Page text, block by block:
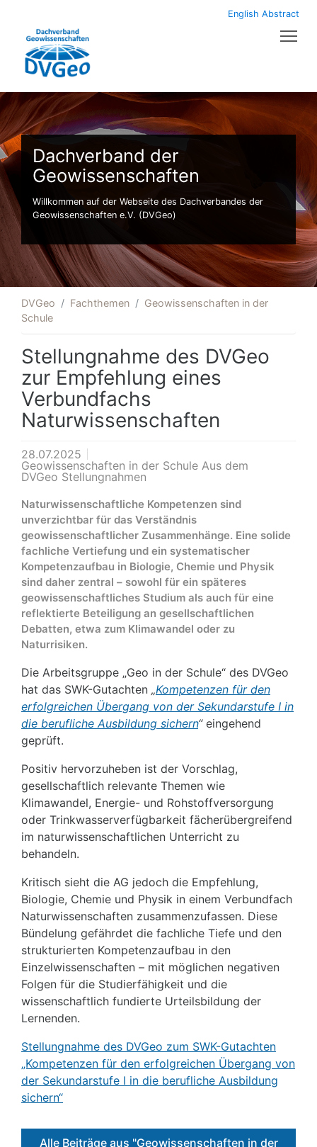
English Abstract
Dachverband der
Geowissenschaften
Willkommen auf der Webseite des Dachverbandes der
Geowissenschaften e.V. (DVGeo)
DVGeo Fachthemen
Geowissenschaften in der
Schule
Stellungnahme des DVGeo
zur Empfehlung eines
Verbundfachs
Naturwissenschaften
28.07.2025
Geowissenschaften in der Schule Aus dem
DVGeo Stellungnahmen
Naturwissenschaftliche Kompetenzen sind
unverzichtbar für das Verständnis
geowissenschaftlicher Zusammenhänge. Eine solide
fachliche Vertiefung und ein systematischer
Kompetenzaufbau in Biologie, Chemie und Physik
sind daher zentral – sowohl für ein späteres
geowissenschaftliches Studium als auch für eine
reflektierte Beteiligung an gesellschaftlichen
Debatten, etwa zum Klimawandel oder zu
Naturrisiken.
Die Arbeitsgruppe „Geo in der Schule“ des DVGeo
hat das SWK-Gutachten „Kompetenzen für den
erfolgreichen Übergang von der Sekundarstufe I in
die berufliche Ausbildung sichern“eingehend
geprüft.
Positiv hervorzuheben ist der Vorschlag,
gesellschaftlich relevante Themen wie
Klimawandel, Energie- und Rohstoffversorgung
oder Trinkwasserverfügbarkeit fächerübergreifend
im naturwissenschaftlichen Unterricht zu
behandeln.
Kritisch sieht die AG jedoch die Empfehlung,
Biologie, Chemie und Physik in einem Verbundfach
Naturwissenschaften zusammenzufassen. Diese
Bündelung gefährdet die fachliche Tiefe und den
strukturierten Kompetenzaufbau in den
Einzelwissenschaften – mit möglichen negativen
Folgen für die Studierfähigkeit und die
wissenschaftlich fundierte Urteilsbildung der
Lernenden.
Stellungnahme des DVGeo zum SWK-Gutachten
„Kompetenzen für den erfolgreichen Übergang von
der Sekundarstufe I in die berufliche Ausbildung
sichern“
Alle Beiträge aus "Geowissenschaften in der